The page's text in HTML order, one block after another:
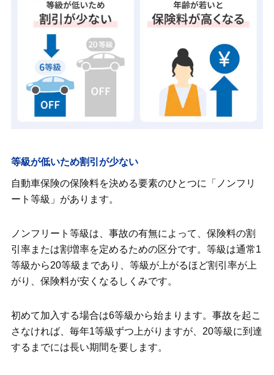
等級が低いため割引が少ない
自動車保険の保険料を決める要素のひとつに「ノンフリ
ート等級」があります。
ノンフリート等級は、事故の有無によって、保険料の割
引率または割増率を定めるための区分です。等級は通常1
等級から20等級まであり、等級が上がるほど割引率が上
がり、保険料が安くなるしくみです。
初めて加入する場合は6等級から始まります。事故を起こ
さなければ、毎年1等級ずつ上がりますが、20等級に到達
するまでには長い期間を要します。